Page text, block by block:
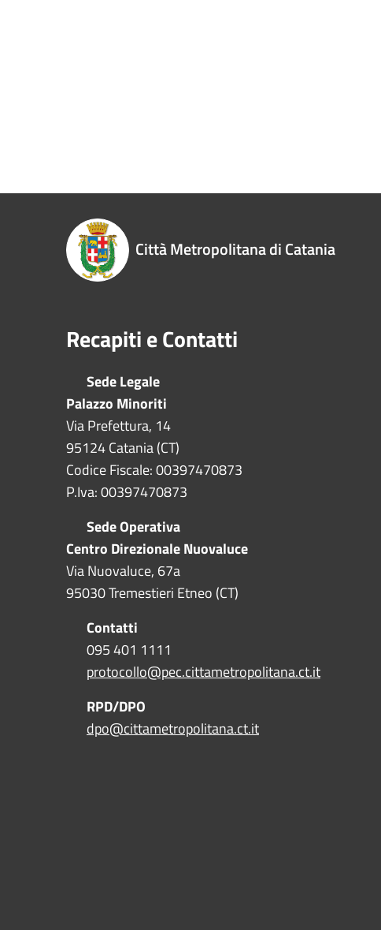
Città Metropolitana di Catania
Recapiti e Contatti
Sede Legale
Palazzo Minoriti
Via Prefettura, 14
95124 Catania (CT)
Codice Fiscale: 00397470873
P.Iva: 00397470873
Sede Operativa
Centro Direzionale Nuovaluce
Via Nuovaluce, 67a
95030 Tremestieri Etneo (CT)
Contatti
095 401 1111
protocollo@pec.cittametropolitana.ct.it
RPD/DPO
dpo@cittametropolitana.ct.it